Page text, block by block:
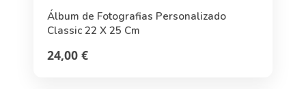
Álbum de Fotografias Personalizado
Classic 22 X 25 Cm
24,00 €